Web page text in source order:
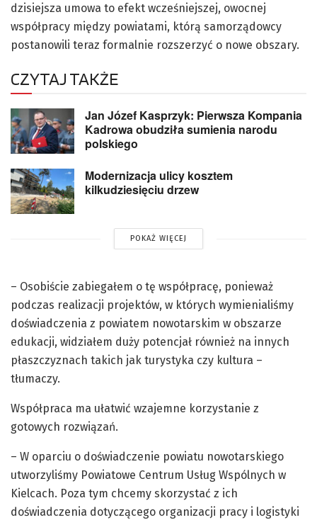
dzisiejsza umowa to efekt wcześniejszej, owocnej
współpracy między powiatami, którą samorządowcy
postanowili teraz formalnie rozszerzyć o nowe obszary.
CZYTAJ TAKŻE
Jan Józef Kasprzyk: Pierwsza Kompania
Kadrowa obudziła sumienia narodu
polskiego
Modernizacja ulicy kosztem
kilkudziesięciu drzew
POKAŻ WIĘCEJ
– Osobiście zabiegałem o tę współpracę, ponieważ
podczas realizacji projektów, w których wymienialiśmy
doświadczenia z powiatem nowotarskim w obszarze
edukacji, widziałem duży potencjał również na innych
płaszczyznach takich jak turystyka czy kultura –
tłumaczy.
Współpraca ma ułatwić wzajemne korzystanie z
gotowych rozwiązań.
– W oparciu o doświadczenie powiatu nowotarskiego
utworzyliśmy Powiatowe Centrum Usług Wspólnych w
Kielcach. Poza tym chcemy skorzystać z ich
doświadczenia dotyczącego organizacji pracy i logistyki